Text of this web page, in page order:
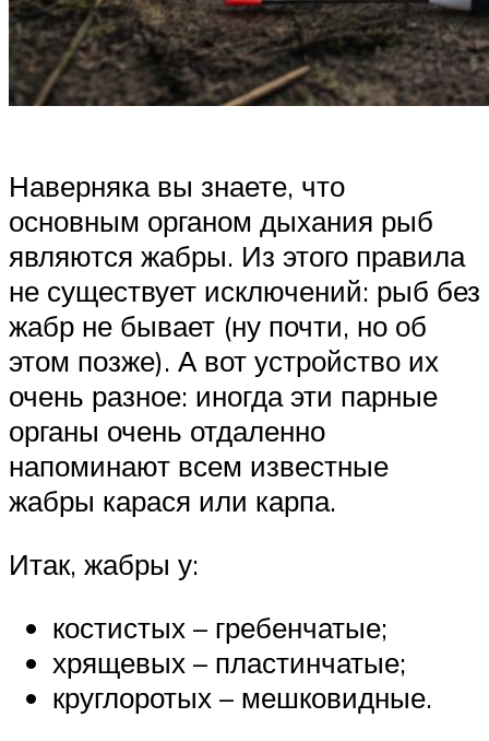
Наверняка вы знаете, что
основным органом дыхания рыб
являются жабры. Из этого правила
не существует исключений: рыб без
жабр не бывает (ну почти, но об
этом позже). А вот устройство их
очень разное: иногда эти парные
органы очень отдаленно
напоминают всем известные
жабры карася или карпа.
Итак, жабры у:
костистых – гребенчатые;
хрящевых – пластинчатые;
круглоротых – мешковидные.